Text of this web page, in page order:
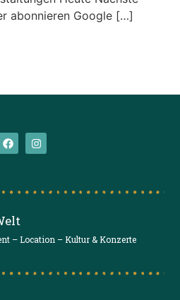
abonnieren Google […]
– Location – Kultur & Konzerte